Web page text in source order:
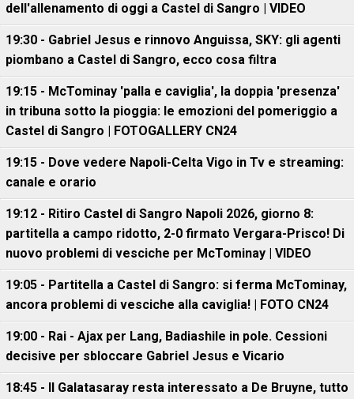
dell'allenamento di oggi a Castel di Sangro | VIDEO
19:30 - Gabriel Jesus e rinnovo Anguissa, SKY: gli agenti
piombano a Castel di Sangro, ecco cosa filtra
19:15 - McTominay 'palla e caviglia', la doppia 'presenza'
in tribuna sotto la pioggia: le emozioni del pomeriggio a
Castel di Sangro | FOTOGALLERY CN24
19:15 - Dove vedere Napoli-Celta Vigo in Tv e streaming:
canale e orario
19:12 - Ritiro Castel di Sangro Napoli 2026, giorno 8:
partitella a campo ridotto, 2-0 firmato Vergara-Prisco! Di
nuovo problemi di vesciche per McTominay | VIDEO
19:05 - Partitella a Castel di Sangro: si ferma McTominay,
ancora problemi di vesciche alla caviglia! | FOTO CN24
19:00 - Rai - Ajax per Lang, Badiashile in pole. Cessioni
decisive per sbloccare Gabriel Jesus e Vicario
18:45 - Il Galatasaray resta interessato a De Bruyne, tutto